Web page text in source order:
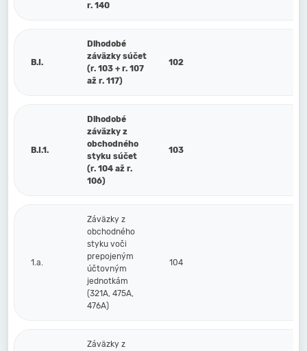
r. 140
B.I.
Dlhodobé
záväzky súčet
(r. 103 + r. 107
až r. 117)
102
B.I.1.
Dlhodobé
záväzky z
obchodného
styku súčet
(r. 104 až r.
106)
103
1.a.
Záväzky z
obchodného
styku voči
prepojeným
účtovným
jednotkám
(321A, 475A,
476A)
104
Záväzky z